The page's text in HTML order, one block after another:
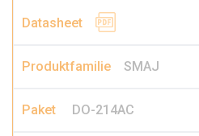
SMAJ
DO-214AC